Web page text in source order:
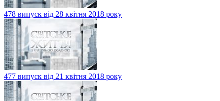
478 випуск від 28 квітня 2018 року
477 випуск від 21 квітня 2018 року